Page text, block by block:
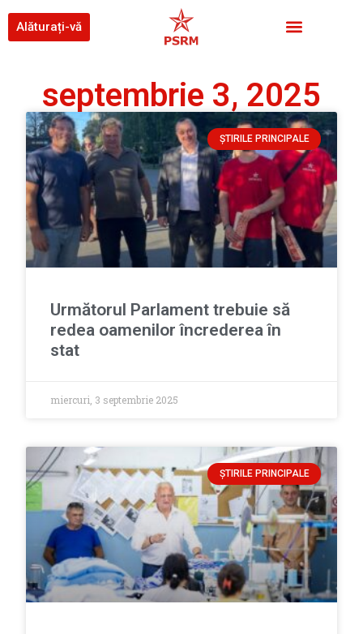
Alăturați-vă
septembrie 3, 2025
ȘTIRILE PRINCIPALE
Următorul Parlament trebuie să
redea oamenilor încrederea în
stat
miercuri, 3 septembrie 2025
ȘTIRILE PRINCIPALE